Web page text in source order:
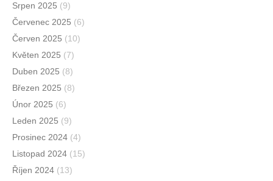
Srpen 2025 (9)
Červenec 2025 (6)
Červen 2025 (10)
Květen 2025 (7)
Duben 2025 (8)
Březen 2025 (8)
Únor 2025 (6)
Leden 2025 (9)
Prosinec 2024 (4)
Listopad 2024 (15)
Říjen 2024 (13)